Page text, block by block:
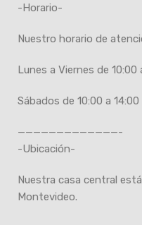
-Horario-
Nuestro horario de
Lunes a Viernes de 10:00
Sábados de 10:00 a 14:00
—————————————-
-Ubicación-
Nuestra casa central
Montevideo.